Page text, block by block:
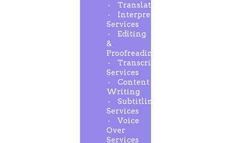
Translation
Interpreting
Services
Editing
&
Proofreading
Transcription
Services
Content
Writing
Subtitling
Services
Voice
Over
Services